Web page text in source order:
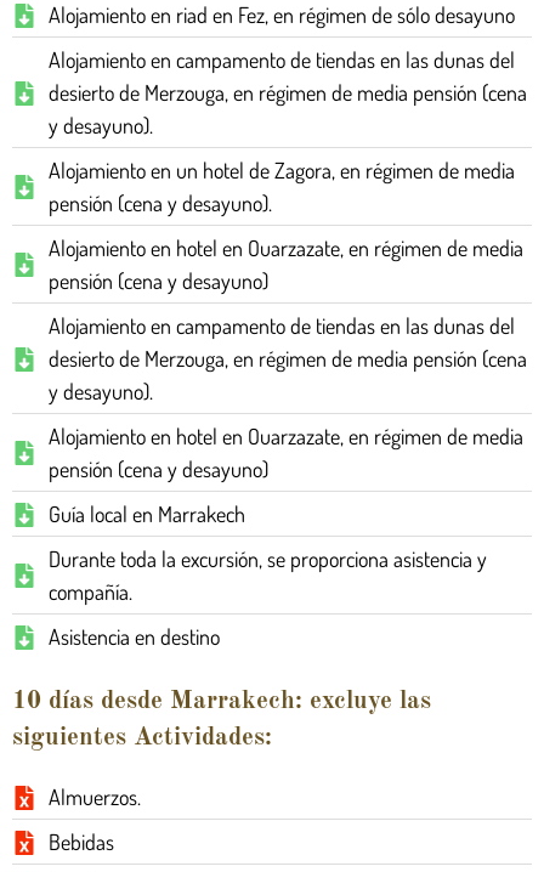
Alojamiento en riad en Fez, en régimen de sólo desayuno
Alojamiento en campamento de tiendas en las dunas del
desierto de Merzouga, en régimen de media pensión (cena
y desayuno).
Alojamiento en un hotel de Zagora, en régimen de media
pensión (cena y desayuno).
Alojamiento en hotel en Ouarzazate, en régimen de media
pensión (cena y desayuno)
Alojamiento en campamento de tiendas en las dunas del
desierto de Merzouga, en régimen de media pensión (cena
y desayuno).
Alojamiento en hotel en Ouarzazate, en régimen de media
pensión (cena y desayuno)
Guía local en Marrakech
Durante toda la excursión, se proporciona asistencia y
compañía.
Asistencia en destino
10 días desde Marrakech: excluye las
siguientes Actividades:
Almuerzos.
Bebidas